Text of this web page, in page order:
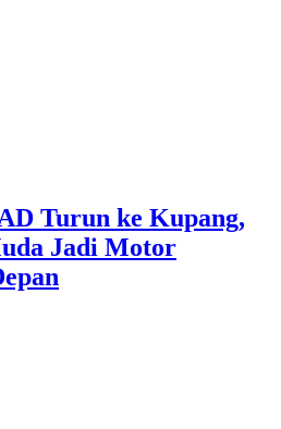
Turun ke Kupang,
Jadi Motor